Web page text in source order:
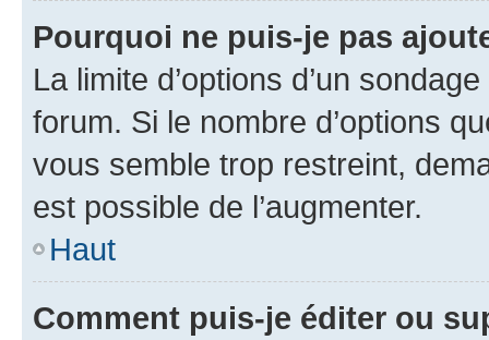
Pourquoi ne puis-je pas
La limite d’options d’un
forum. Si le nombre d’options
vous semble trop restreint,
est possible de l’augmenter.
Haut
Comment puis-je éditer ou